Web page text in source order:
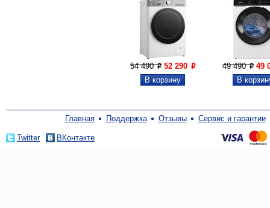
54 490P 52 290 P 49 490P 49
Главная Поддержка Отзывы Сервис и гарантии
Twitter ВКонтакте